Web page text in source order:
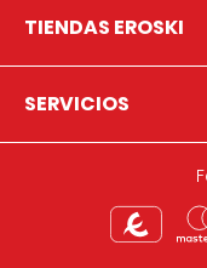
TIENDAS EROSKI
SERVICIOS